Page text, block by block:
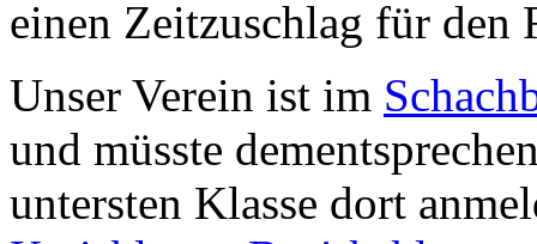
einen Zeitzuschlag für den
Unser Verein ist im
und müsste
untersten Klasse dort